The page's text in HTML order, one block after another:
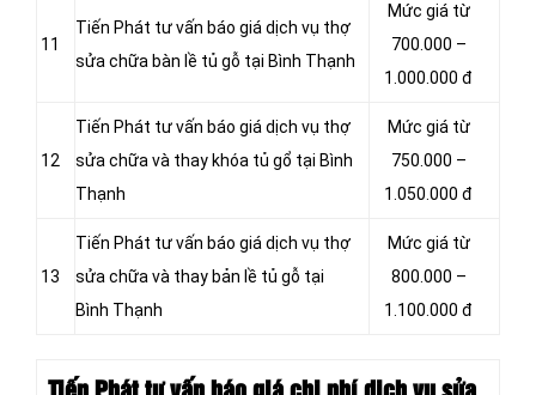
11
Tiến Phát tư vấn báo giá dịch vụ thợ
sửa chữa bàn lề tủ gỗ tại Bình Thạnh
Mức giá từ
700.000 –
1.000.000 đ
12
Tiến Phát tư vấn báo giá dịch vụ thợ
sửa chữa và thay khóa tủ gổ tại Bình
Thạnh
Mức giá từ
750.000 –
1.050.000 đ
13
Tiến Phát tư vấn báo giá dịch vụ thợ
sửa chữa và thay bản lề tủ gỗ tại
Bình Thạnh
Mức giá từ
800.000 –
1.100.000 đ